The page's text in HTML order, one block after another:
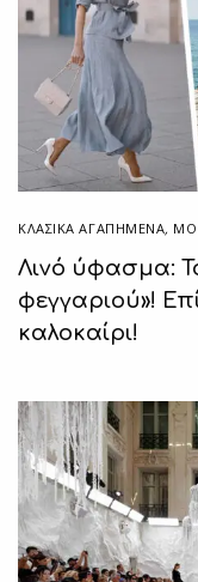
ΚΛΑΣΙΚΆ ΑΓΑΠΗΜΈΝΑ,
Λινό ύφασμα:
φεγγαριού»!
καλοκαίρι!